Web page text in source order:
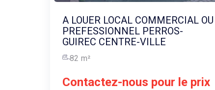
A LOUER LOCAL COMMERCIAL OU
PREFESSIONNEL PERROS-
GUIREC CENTRE-VILLE
82 m²
Contactez-nous pour le prix